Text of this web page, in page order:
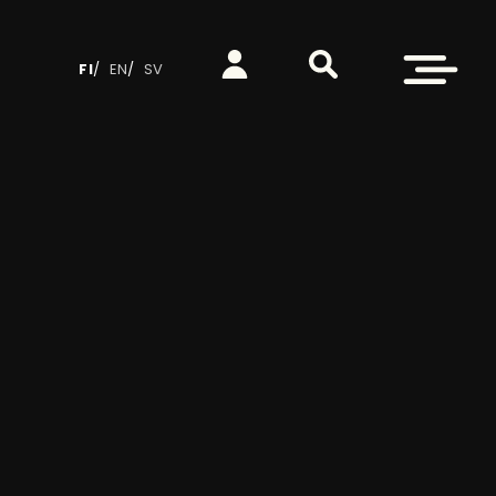
FI EN SV
Kirjaudu Etsi sivustoltaAvaa valikko